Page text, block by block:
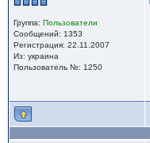
Группа: Пользователи
Сообщений: 1353
Регистрация: 22.11.2007
Из: украина
Пользователь №: 1250